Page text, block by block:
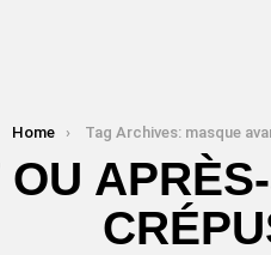
Home Tag Archives: masque avant ou après-